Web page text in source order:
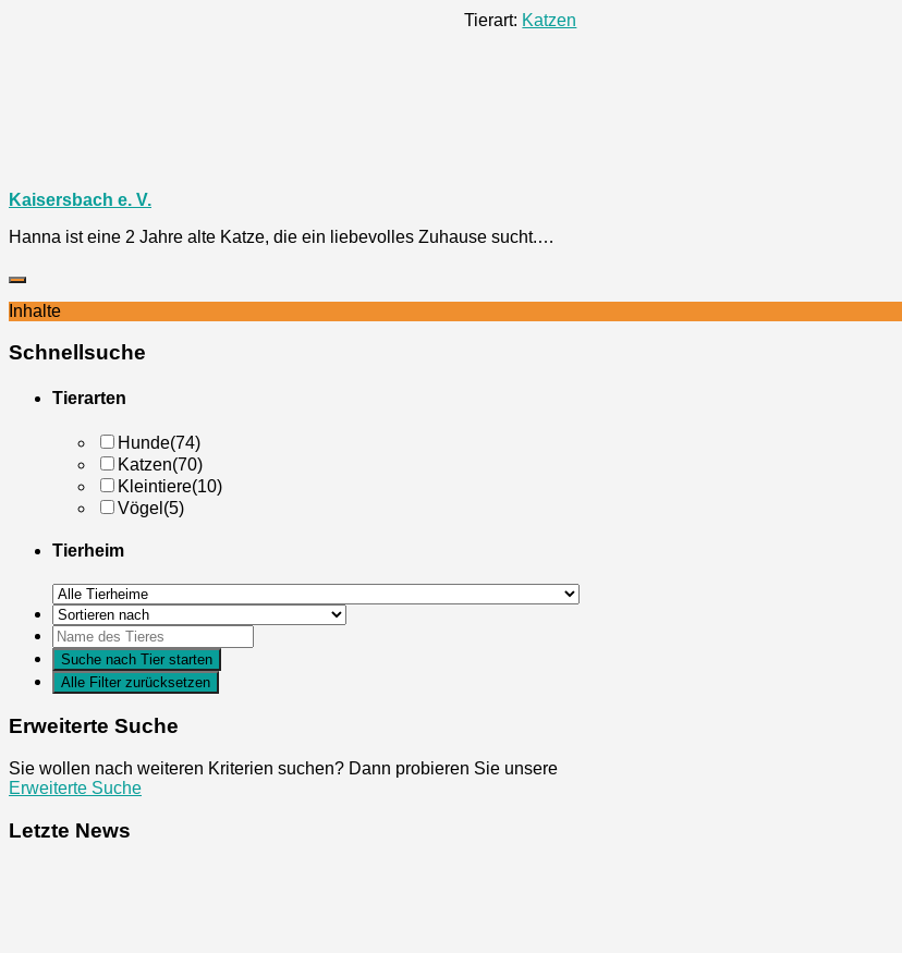
Tierart: Katzen
Kaisersbach e. V.
Hanna ist eine 2 Jahre alte Katze, die ein liebevolles Zuhause sucht.…
Inhalte
Schnellsuche
Tierarten
Hunde(74)
Katzen(70)
Kleintiere(10)
Vögel (5)
Tierheim
Erweiterte Suche
Sie wollen nach weiteren Kriterien suchen? Dann probieren Sie unsere
Erweiterte Suche
Letzte News